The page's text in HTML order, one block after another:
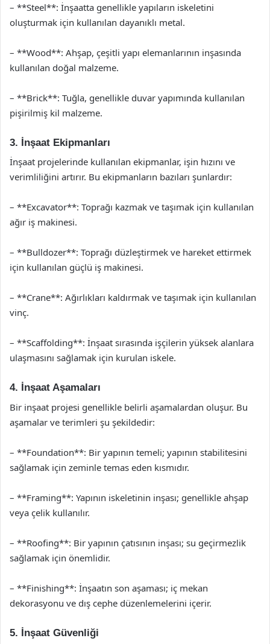
– **Steel**: İnşaatta genellikle yapıların iskeletini
oluşturmak için kullanılan dayanıklı metal.
– **Wood**: Ahşap, çeşitli yapı elemanlarının inşasında
kullanılan doğal malzeme.
– **Brick**: Tuğla, genellikle duvar yapımında kullanılan
pişirilmiş kil malzeme.
3. İnşaat Ekipmanları
İnşaat projelerinde kullanılan ekipmanlar, işin hızını ve
verimliliğini artırır. Bu ekipmanların bazıları şunlardır:
– **Excavator**: Toprağı kazmak ve taşımak için kullanılan
ağır iş makinesi.
– **Bulldozer**: Toprağı düzleştirmek ve hareket ettirmek
için kullanılan güçlü iş makinesi.
– **Crane**: Ağırlıkları kaldırmak ve taşımak için kullanılan
vinç.
– **Scaffolding**: İnşaat sırasında işçilerin yüksek alanlara
ulaşmasını sağlamak için kurulan iskele.
4. İnşaat Aşamaları
Bir inşaat projesi genellikle belirli aşamalardan oluşur. Bu
aşamalar ve terimleri şu şekildedir:
– **Foundation**: Bir yapının temeli; yapının stabilitesini
sağlamak için zeminle temas eden kısmıdır.
– **Framing**: Yapının iskeletinin inşası; genellikle ahşap
veya çelik kullanılır.
– **Roofing**: Bir yapının çatısının inşası; su geçirmezlik
sağlamak için önemlidir.
– **Finishing**: İnşaatın son aşaması; iç mekan
dekorasyonu ve dış cephe düzenlemelerini içerir.
5. İnşaat Güvenliği